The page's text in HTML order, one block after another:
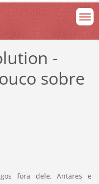
-
sobre
fora dele, Antares e